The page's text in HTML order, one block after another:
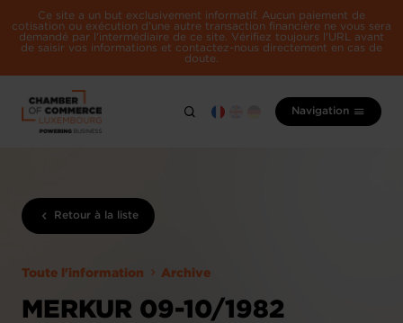
Ce site a un but exclusivement informatif. Aucun paiement de
cotisation ou exécution d'une autre transaction financière ne vous sera
demandé par l'intermédiaire de ce site. Vérifiez toujours l'URL avant
de saisir vos informations et contactez-nous directement en cas de
doute.
Navigation
Retour à la liste
Toute l'information Archive
MERKUR 09-10/1982